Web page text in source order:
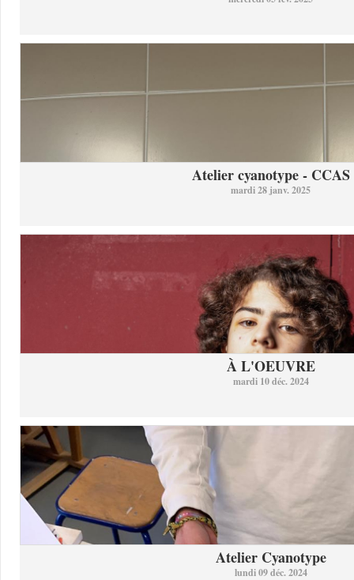
Atelier cyanotype - CCAS
mardi 28 janv. 2025
À L'OEUVRE
mardi 10 déc. 2024
Atelier Cyanotype
lundi 09 déc. 2024